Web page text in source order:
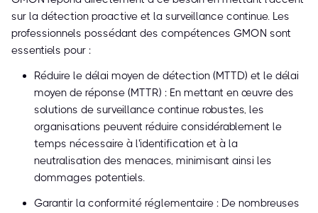
sur la détection proactive et la surveillance continue. Les
professionnels possédant des compétences GMON sont
essentiels pour :
Réduire le délai moyen de détection (MTTD) et le délai
moyen de réponse (MTTR) : En mettant en œuvre des
solutions de surveillance continue robustes, les
organisations peuvent réduire considérablement le
temps nécessaire à l'identification et à la
neutralisation des menaces, minimisant ainsi les
dommages potentiels.
Garantir la conformité réglementaire : De nombreuses